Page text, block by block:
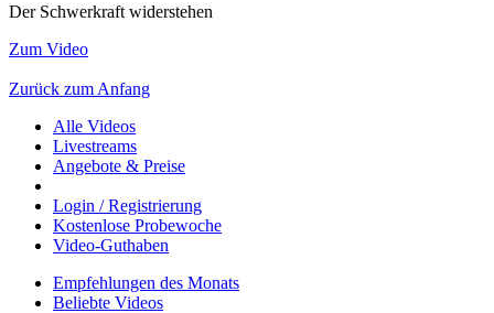
Der Schwerkraft widerstehen
Zum Video
Zurück zum Anfang
Alle Videos
Livestreams
Angebote & Preise
Login / Registrierung
Kostenlose Probewoche
Video-Guthaben
Empfehlungen des Monats
Beliebte Videos